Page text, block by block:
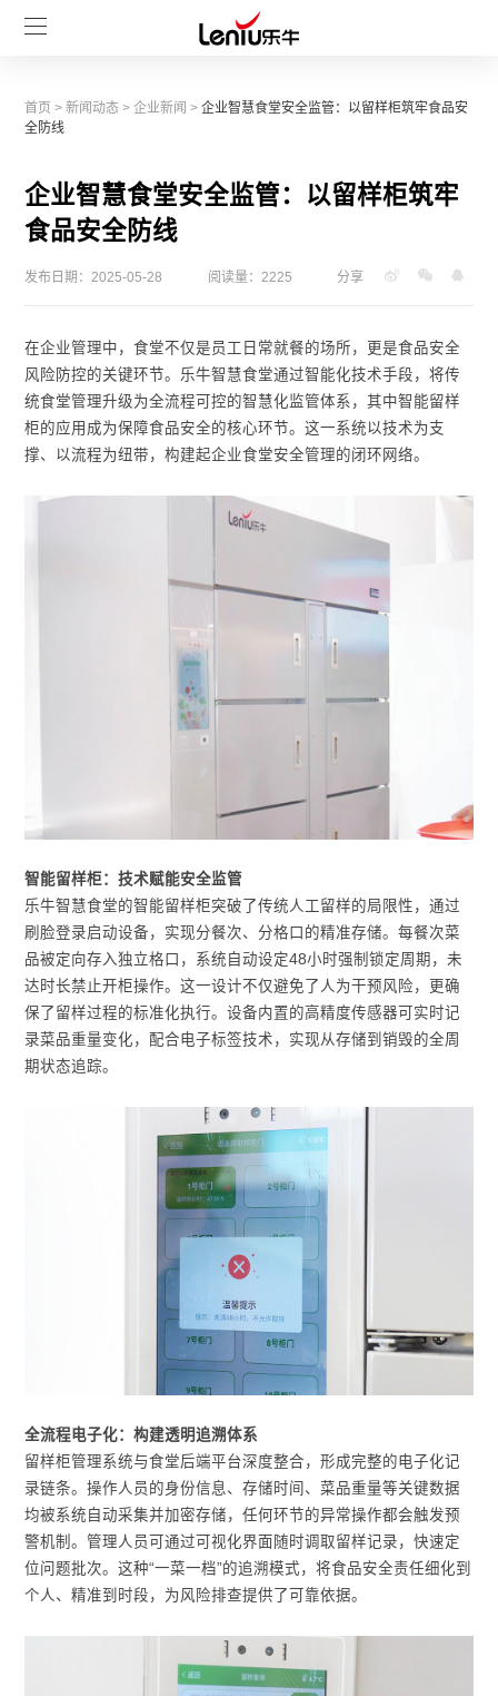
首页 >新闻动态 >企业新闻 >企业智慧食堂安全监管：以留样柜筑牢食品安
全防线
企业智慧食堂安全监管：以留样柜筑牢
食品安全防线
发布日期：2025-05-28 阅读量：2225 分享
在企业管理中，食堂不仅是员工日常就餐的场所，更是食品安全
风险防控的关键环节。乐牛智慧食堂通过智能化技术手段，将传
统食堂管理升级为全流程可控的智慧化监管体系，其中智能留样
柜的应用成为保障食品安全的核心环节。这一系统以技术为支
撑、以流程为纽带，构建起企业食堂安全管理的闭环网络。
智能留样柜：技术赋能安全监管
乐牛智慧食堂的智能留样柜突破了传统人工留样的局限性，通过
刷脸登录启动设备，实现分餐次、分格口的精准存储。每餐次菜
品被定向存入独立格口，系统自动设定48小时强制锁定周期，未
达时长禁止开柜操作。这一设计不仅避免了人为干预风险，更确
保了留样过程的标准化执行。设备内置的高精度传感器可实时记
录菜品重量变化，配合电子标签技术，实现从存储到销毁的全周
期状态追踪。
全流程电子化：构建透明追溯体系
留样柜管理系统与食堂后端平台深度整合，形成完整的电子化记
录链条。操作人员的身份信息、存储时间、菜品重量等关键数据
均被系统自动采集并加密存储，任何环节的异常操作都会触发预
警机制。管理人员可通过可视化界面随时调取留样记录，快速定
位问题批次。这种“一菜一档”的追溯模式，将食品安全责任细化到
个人、精准到时段，为风险排查提供了可靠依据。